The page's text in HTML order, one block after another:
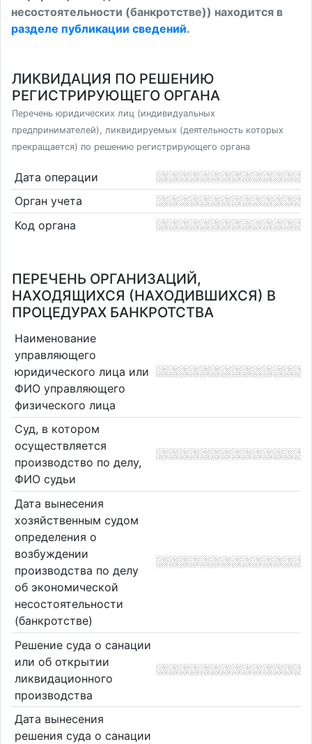
несостоятельности (банкротстве)) находится в
разделе публикации сведений.
ЛИКВИДАЦИЯ ПО РЕШЕНИЮ
РЕГИСТРИРУЮЩЕГО ОРГАНА
Перечень юридических лиц (индивидуальных
предпринимателей), ликвидируемых (деятельность которых
прекращается) по решению регистрирующего органа
Дата операции
Орган учета
Код органа
ПЕРЕЧЕНЬ ОРГАНИЗАЦИЙ,
НАХОДЯЩИХСЯ (НАХОДИВШИХСЯ) В
ПРОЦЕДУРАХ БАНКРОТСТВА
Наименование
управляющего
юридического лица или
ФИО управляющего
физического лица
Суд, в котором
осуществляется
производство по делу,
ФИО судьи
Дата вынесения
хозяйственным судом
определения о
возбуждении
производства по делу
об экономической
несостоятельности
(банкротстве)
Решение суда о санации
или об открытии
ликвидационного
производства
Дата вынесения
решения суда о санации